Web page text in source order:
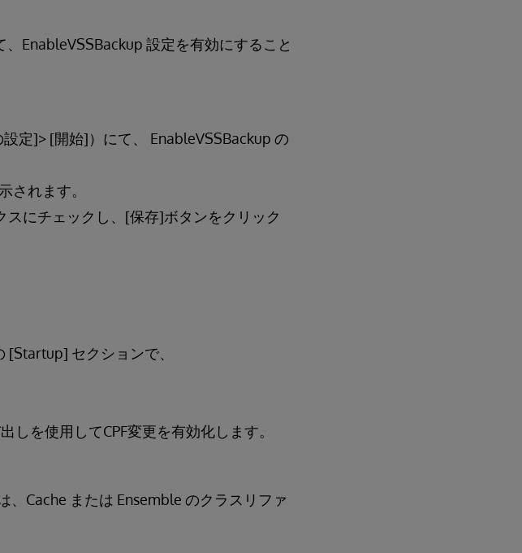
EnableVSSBackup 設定を有効にすること
定]> [開始]）にて、 EnableVSSBackup の
されます。
にチェックし、[保存]ボタンをクリック
セクションで、
を使用してCPF変更を有効化します。
、Cache または Ensemble のクラスリファ